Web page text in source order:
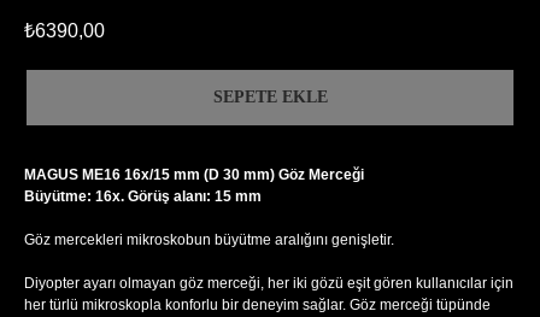
₺6390,00
SEPETE EKLE
MAGUS ME16 16х/15 mm (D 30 mm) Göz Merceği
Büyütme: 16x. Görüş alanı: 15 mm
Göz mercekleri mikroskobun büyütme aralığını genişletir.
Diyopter ayarı olmayan göz merceği, her iki gözü eşit gören kullanıcılar için
her türlü mikroskopla konforlu bir deneyim sağlar. Göz merceği tüpünde